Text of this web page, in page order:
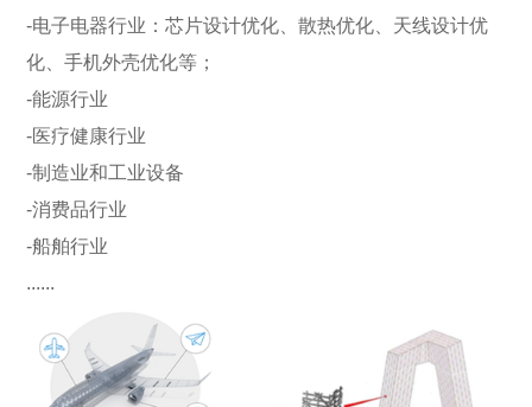
-电子电器行业：芯片设计优化、散热优化、天线设计优
化、手机外壳优化等；
-能源行业
-医疗健康行业
-制造业和工业设备
-消费品行业
-船舶行业
......